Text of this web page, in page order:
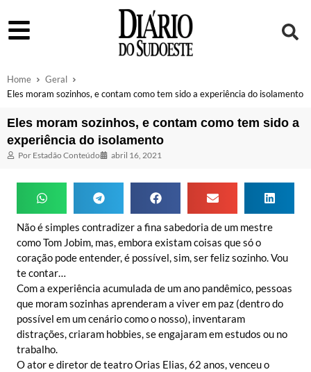
Home
Geral
Eles moram sozinhos, e contam como tem sido a experiência do isolamento
Eles moram sozinhos, e contam como tem sido a
experiência do isolamento
Por Estadão Conteúdo abril 16, 2021
Não é simples contradizer a fina sabedoria de um mestre
como Tom Jobim, mas, embora existam coisas que só o
coração pode entender, é possível, sim, ser feliz sozinho. Vou
te contar…
Com a experiência acumulada de um ano pandêmico, pessoas
que moram sozinhas aprenderam a viver em paz (dentro do
possível em um cenário como o nosso), inventaram
distrações, criaram hobbies, se engajaram em estudos ou no
trabalho.
O ator e diretor de teatro Orias Elias, 62 anos, venceu o